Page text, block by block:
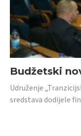
Budžetski
Udruženje
sredstava dodijele